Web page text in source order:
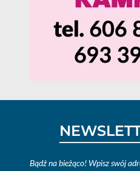
Bądź na bieżąco! Wpisz swój